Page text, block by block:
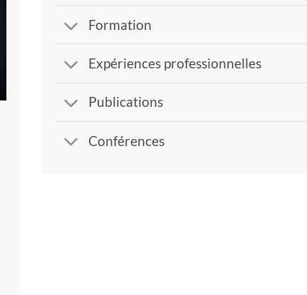
Formation
Expériences professionnelles
Publications
Conférences